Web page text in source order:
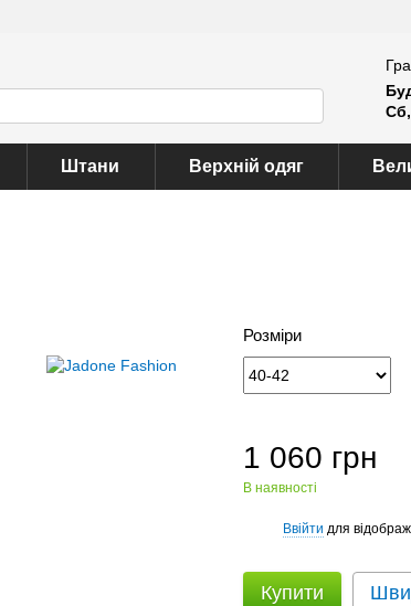
Сб,
Штани Верхній одяг
Розміри
1 060 грн
В наявності
Ввійти для
Купити